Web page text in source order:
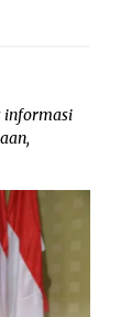
informasi